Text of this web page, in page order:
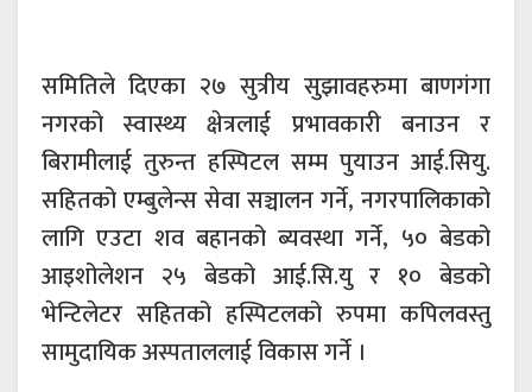
समितिले दिएका २७ सुत्रीय सुझावहरुमा बाणगंगा
नगरको स्वास्थ्य क्षेत्रलाई प्रभावकारी बनाउन र
बिरामीलाई तुरुन्त हस्पिटल सम्म पुयाउन आई.सियु.
सहितको एम्बुलेन्स सेवा सञ्चालन गर्ने, नगरपालिकाको
लागि एउटा शव बहानको ब्यवस्था गर्ने, ५० बेडको
आइशोलेशन २५ बेडको आई.सि.यु र १० बेडको
भेन्टिलेटर सहितको हस्पिटलको रुपमा कपिलवस्तु
सामुदायिक अस्पताललाई विकास गर्ने ।